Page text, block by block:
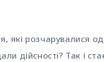
які розчарувалися
дійсності? Так і